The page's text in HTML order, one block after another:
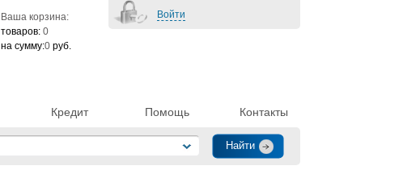
Кредит Помощь Контакты
Войти
Ваша корзина:
товаров: 0
на сумму:0 руб.